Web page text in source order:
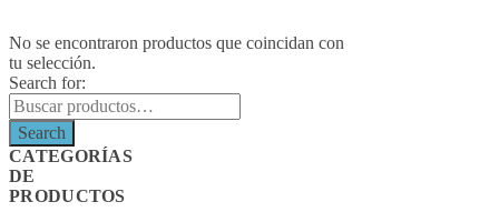
No se encontraron productos que coincidan con
tu selección.
Search for:
Search
CATEGORÍAS
DE
PRODUCTOS